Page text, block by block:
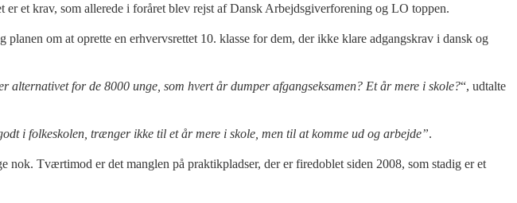
et krav, som allerede i foråret blev rejst af Dansk Arbejdsgiverforening og LO toppen.
om at oprette en erhvervsrettet 10. klasse for dem, der ikke klare adgangskrav i dansk og
for de 8000 unge, som hvert år dumper afgangseksamen? Et år mere i skole?“, udtalte
i folkeskolen, trænger ikke til et år mere i skole, men til at komme ud og arbejde”.
Tværtimod er det manglen på praktikpladser, der er firedoblet siden 2008, som stadig er et